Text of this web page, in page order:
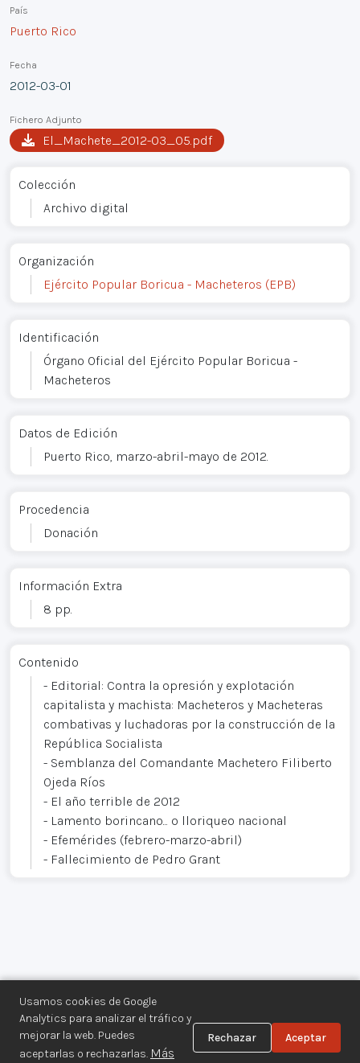
Usamos cookies de Google
Analytics para analizar el tráfico y
mejorar la web. Puedes
aceptarlas o rechazarlas. Más
Rechazar Aceptar
País
Puerto Rico
Fecha
2012-03-01
Fichero Adjunto
El_Machete_2012-03_05.pdf
Colección
Archivo digital
Organización
Ejército Popular Boricua - Macheteros (EPB)
Identificación
Órgano Oficial del Ejército Popular Boricua -
Macheteros
Datos de Edición
Puerto Rico, marzo-abril-mayo de 2012.
Procedencia
Donación
Información Extra
8 pp.
Contenido
- Editorial: Contra la opresión y explotación
capitalista y machista: Macheteros y Macheteras
combativas y luchadoras por la construcción de la
República Socialista
- Semblanza del Comandante Machetero Filiberto
Ojeda Ríos
- El año terrible de 2012
- Lamento borincano... o lloriqueo nacional
- Efemérides (febrero-marzo-abril)
- Fallecimiento de Pedro Grant
Centro de Documentación de los
Movimientos Armados©